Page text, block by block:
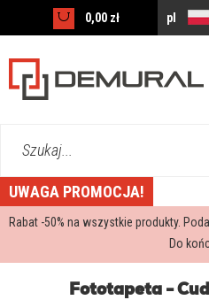
0,00 zł pl
Szukaj...
UWAGA PROMOCJA!
Rabat -50% na wszystkie produkty.
Do
Fototapeta -